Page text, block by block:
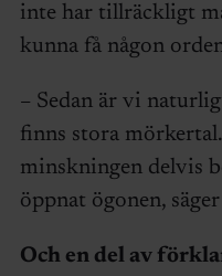
inte har tillräckligt
kunna få någon
– Sedan är vi
finns stora
minskningen delvis
öppnat ögonen,
Och en del av